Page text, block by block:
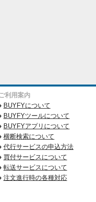
ご利用案内
BUYFYについて
BUYFYツールについて
BUYFYアプリについて
横断検索について
代行サービスの申込方法
買付サービスについて
転送サービスについて
注文進行時の各種対応